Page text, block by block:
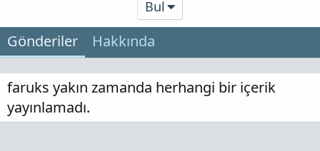
Bul
Gönderiler Hakkında
faruks yakın zamanda herhangi bir içerik
yayınlamadı.